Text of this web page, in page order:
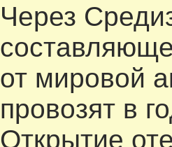
Через
от мировой
провозят в
Открытие